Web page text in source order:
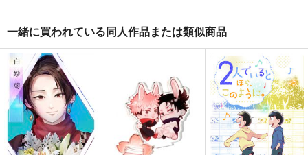
一緒に買われている同人作品または類似商品